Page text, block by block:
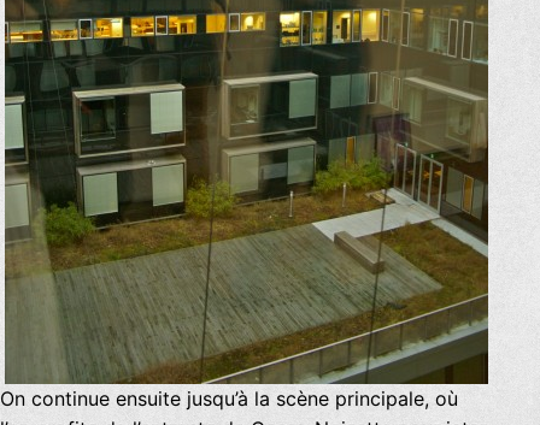
On continue ensuite jusqu’à la scène principale, où